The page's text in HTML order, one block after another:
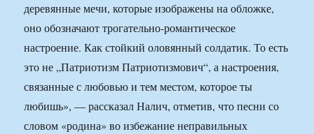
деревянные мечи, которые изображены на обложке,
оно обозначают трогательно-романтическое
настроение. Как стойкий оловянный солдатик. То есть
это не „Патриотизм Патриотизмович“, а настроения,
связанные с любовью и тем местом, которое ты
любишь», — рассказал Налич, отметив, что песни со
словом «родина» во избежание неправильных